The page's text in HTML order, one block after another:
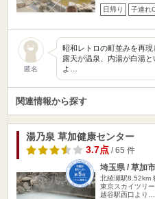
日帰り 子連れ
匿名
昭和レトロの町並みを再現
露天が温泉、内湯が白湯
よ…
関連情報から探す
湯乃泉 草加健康センター
3.7点/ 65 件
埼玉県 / 草加市
北綾瀬駅8.52km
東京スカイツリ
越谷駅西口より…